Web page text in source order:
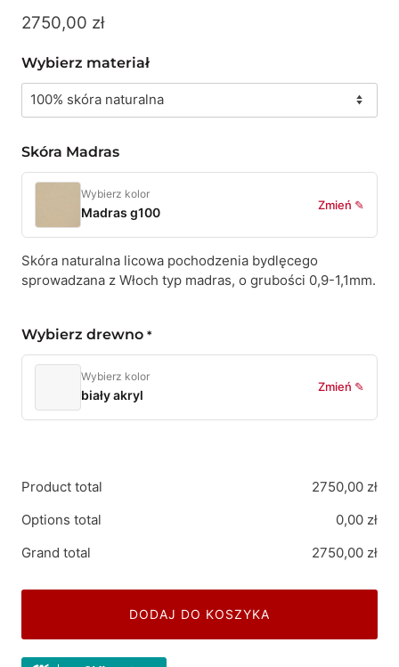
2750,00 zł
Wybierz materiał
Skóra Madras
Wybierz kolor
Madras g100
Zmień ✎
Skóra naturalna licowa pochodzenia bydlęcego
sprowadzana z Włoch typ madras, o grubości 0,9-1,1mm.
Wybierz drewno *
Wybierz kolor
biały akryl
Zmień ✎
Product total 2750,00 zł
Options total
0,00 zł
Grand total
2750,00 zł
DODAJ DO KOSZYKA